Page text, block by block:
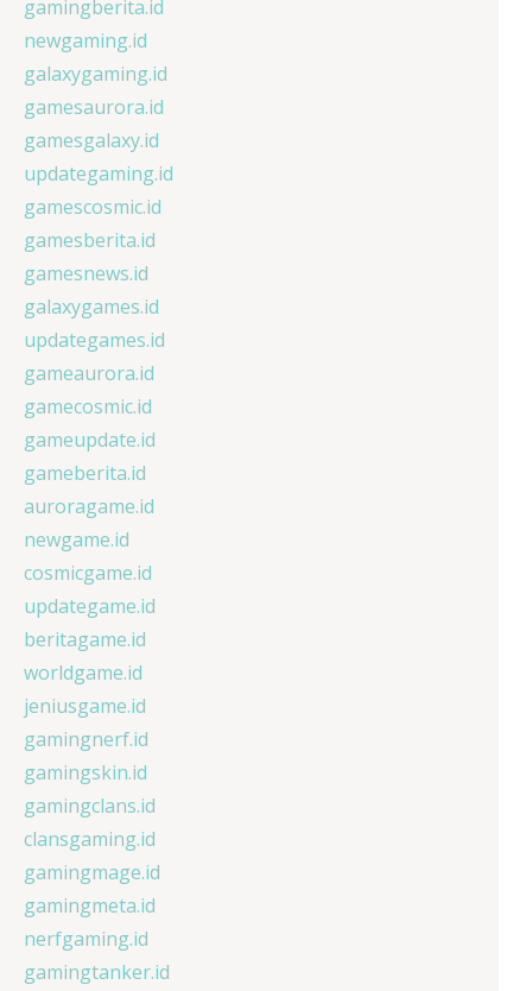
gamingberita.id
newgaming.id
galaxygaming.id
gamesaurora.id
gamesgalaxy.id
updategaming.id
gamescosmic.id
gamesberita.id
gamesnews.id
galaxygames.id
updategames.id
gameaurora.id
gamecosmic.id
gameupdate.id
gameberita.id
auroragame.id
newgame.id
cosmicgame.id
updategame.id
beritagame.id
worldgame.id
jeniusgame.id
gamingnerf.id
gamingskin.id
gamingclans.id
clansgaming.id
gamingmage.id
gamingmeta.id
nerfgaming.id
gamingtanker.id